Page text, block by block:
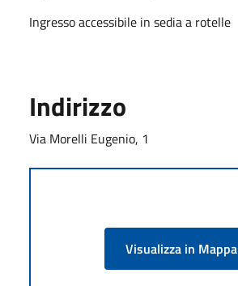
Ingresso accessibile in sedia a rotelle
Indirizzo
Via Morelli Eugenio, 1
Visualizza in Mappa